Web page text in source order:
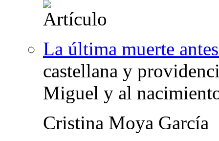
La última muerte
castellana y
Miguel y al
Cristina Moya García